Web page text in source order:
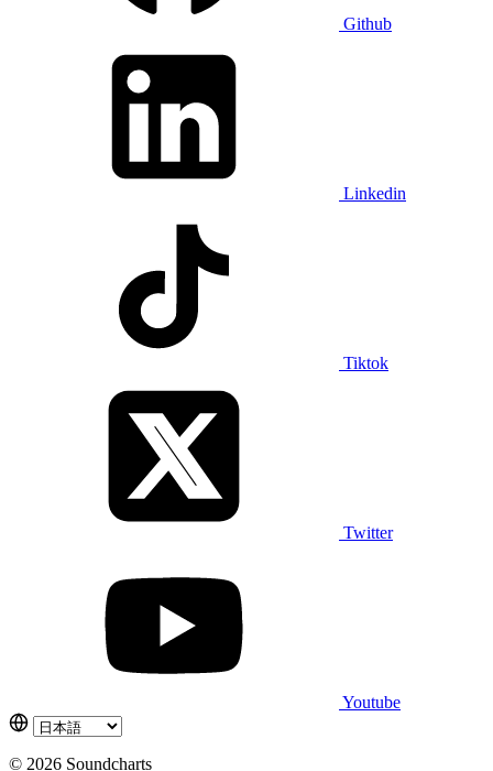
Github
Linkedin
Tiktok
Twitter
Youtube
© 2026 Soundcharts